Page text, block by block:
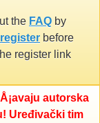
the FAQ by
register before
register link
autorska
Uređivački tim